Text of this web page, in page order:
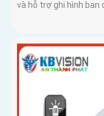
và hỗ trợ ghi hình